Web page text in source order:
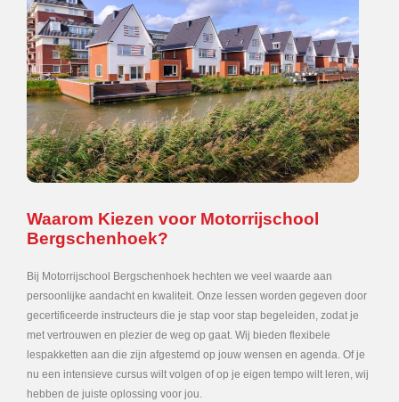
Waarom Kiezen voor Motorrijschool
Bergschenhoek?
Bij Motorrijschool Bergschenhoek hechten we veel waarde aan
persoonlijke aandacht en kwaliteit. Onze lessen worden gegeven door
gecertificeerde instructeurs die je stap voor stap begeleiden, zodat je
met vertrouwen en plezier de weg op gaat. Wij bieden flexibele
lespakketten aan die zijn afgestemd op jouw wensen en agenda. Of je
nu een intensieve cursus wilt volgen of op je eigen tempo wilt leren, wij
hebben de juiste oplossing voor jou.